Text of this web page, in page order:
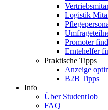
Logistik
Promoter
Erntehelfer
Praktische Tipps
Anzeige
B2B Tipps
Info
Über StudentJob
FAQ